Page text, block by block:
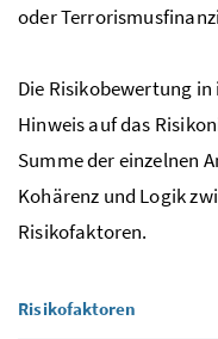
oder
Die Risikobewertung
Hinweis auf das
Summe der einzelnen
Kohärenz und Logik
Risikofaktoren.
Risikofaktoren